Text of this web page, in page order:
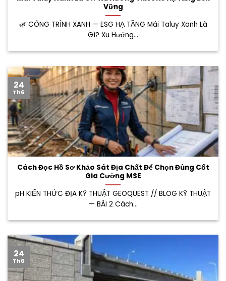
Vững
🌿 CÔNG TRÌNH XANH — ESG HẠ TẦNG Mái Taluy Xanh Là
Gì? Xu Hướng...
Cách Đọc Hồ Sơ Khảo Sát Địa Chất Để Chọn Đúng Cốt
Gia Cường MSE
pH KIẾN THỨC ĐỊA KỸ THUẬT GEOQUEST // BLOG KỸ THUẬT
— BÀI 2 Cách...
24
Th6
24
Th6